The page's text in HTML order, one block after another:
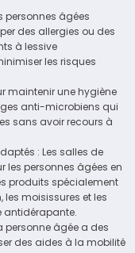
personnes âgées
des allergies ou des
à lessive
les risques
maintenir une hygiène
anti-microbiens qui
sans avoir recours à
: Les salles de
les personnes âgées en
produits spécialement
moisissures et les
antidérapante.
personne âgée a des
des aides à la mobilité